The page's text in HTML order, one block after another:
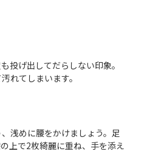
投げ出してだらしない印象。
れてしまいます。
浅めに腰をかけましょう。足
上で2枚綺麗に重ね、手を添え